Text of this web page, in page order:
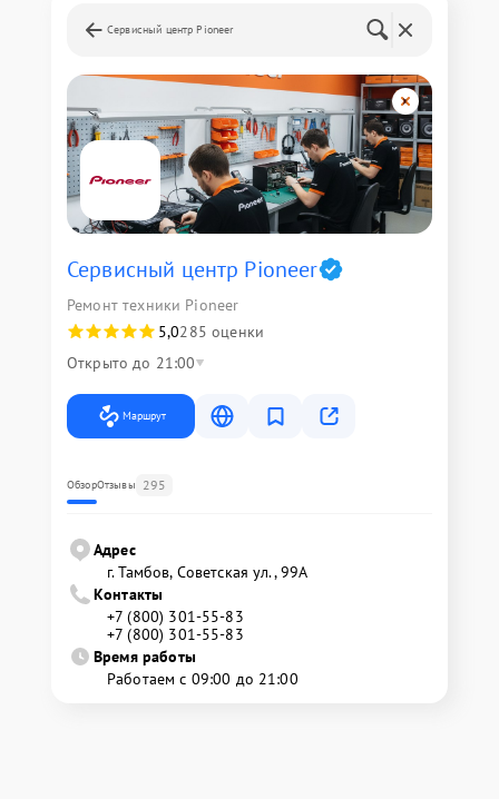
Сервисный центр Pioneer
Сервисный центр Pioneer
Ремонт техники Pioneer
5,0285 оценки
Открыто до 21:00
Маршрут
ОбзорОтзывы 295
Адрес
г. Тамбов, Советская ул., 99А
Контакты
+7 (800) 301-55-83
+7 (800) 301-55-83
Время работы
Работаем с 09:00 до 21:00